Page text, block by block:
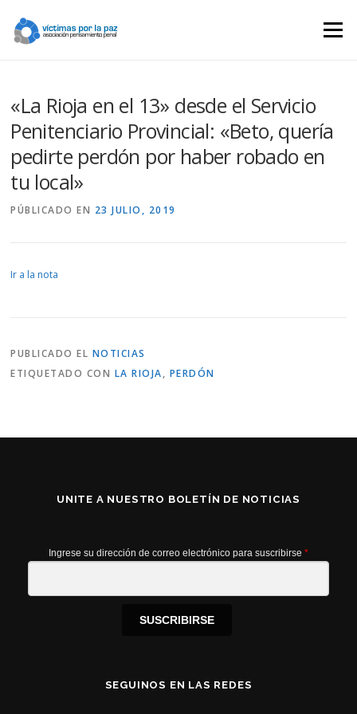
contenido
Menú
«La Rioja en el 13» desde el Servicio
Penitenciario Provincial: «Beto, quería
pedirte perdón por haber robado en
tu local»
PÚBLICADO EN 23 JULIO, 2019
Ir a la nota
PUBLICADO EL NOTICIAS
ETIQUETADO CON LA RIOJA, PERDÓN
UNITE A NUESTRO BOLETÍN DE NOTICIAS
Ingrese su dirección de correo electrónico para suscribirse *
SUSCRIBIRSE
SEGUINOS EN LAS REDES